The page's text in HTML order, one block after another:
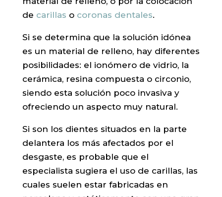
de carillas o coronas dentales.
Si se determina que la solución idónea
es un material de relleno, hay diferentes
posibilidades: el ionómero de vidrio, la
cerámica, resina compuesta o circonio,
siendo esta solución poco invasiva y
ofreciendo un aspecto muy natural.
Si son los dientes situados en la parte
delantera los más afectados por el
desgaste, es probable que el
especialista sugiera el uso de carillas, las
cuales suelen estar fabricadas en